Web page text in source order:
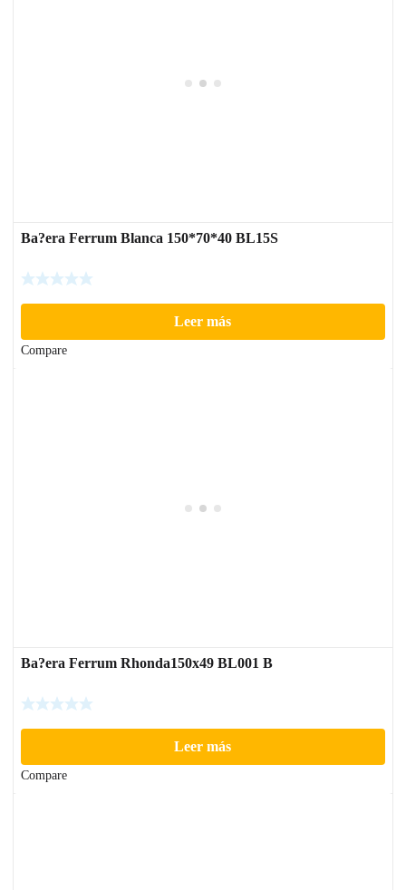
Ba?era Ferrum Blanca 150*70*40 BL15S
Leer más
Compare
Ba?era Ferrum Rhonda150x49 BL001 B
Leer más
Compare